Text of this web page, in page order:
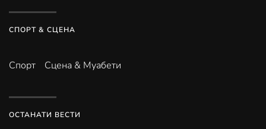
СПОРТ & СЦЕНА
Спорт Сцена & Муабети
ОСТАНАТИ ВЕСТИ